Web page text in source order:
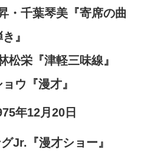
・千葉琴美『寄席の曲
』
松栄『津軽三味線』
ウ『漫才』
年12月20日
Jr. 『漫才ショー』